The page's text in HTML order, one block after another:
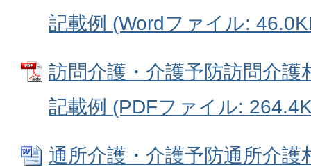
記載例 (Wordファイル:
訪問介護・介護予防訪問介護
記載例 (PDFファイル:
通所介護・介護予防通所介